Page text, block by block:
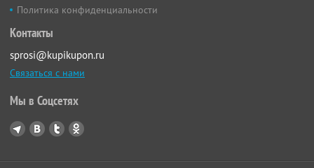
Политика конфиденциальности
Контакты
sprosi@kupikupon.ru
Связаться с нами
Мы в Соцсетях